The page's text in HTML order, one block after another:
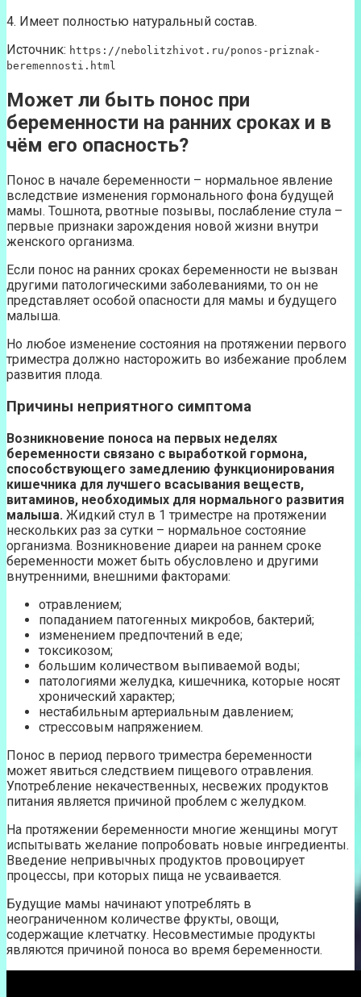
4. Имеет полностью натуральный состав.
Источник: https://nebolitzhivot.ru/ponos-priznak-
beremennosti.html
Может ли быть понос при
беременности на ранних сроках и в
чём его опасность?
Понос в начале беременности – нормальное явление
вследствие изменения гормонального фона будущей
мамы. Тошнота, рвотные позывы, послабление стула –
первые признаки зарождения новой жизни внутри
женского организма.
Если понос на ранних сроках беременности не вызван
другими патологическими заболеваниями, то он не
представляет особой опасности для мамы и будущего
малыша.
Но любое изменение состояния на протяжении первого
триместра должно насторожить во избежание проблем
развития плода.
Причины неприятного симптома
Возникновение поноса на первых неделях
беременности связано с выработкой гормона,
способствующего замедлению функционирования
кишечника для лучшего всасывания веществ,
витаминов, необходимых для нормального развития
малыша. Жидкий стул в 1 триместре на протяжении
нескольких раз за сутки – нормальное состояние
организма. Возникновение диареи на раннем сроке
беременности может быть обусловлено и другими
внутренними, внешними факторами:
отравлением;
попаданием патогенных микробов, бактерий;
изменением предпочтений в еде;
токсикозом;
большим количеством выпиваемой воды;
патологиями желудка, кишечника, которые носят
хронический характер;
нестабильным артериальным давлением;
стрессовым напряжением.
Понос в период первого триместра беременности
может явиться следствием пищевого отравления.
Употребление некачественных, несвежих продуктов
питания является причиной проблем с желудком.
На протяжении беременности многие женщины могут
испытывать желание попробовать новые ингредиенты.
Введение непривычных продуктов провоцирует
процессы, при которых пища не усваивается.
Будущие мамы начинают употреблять в
неограниченном количестве фрукты, овощи,
содержащие клетчатку. Несовместимые продукты
являются причиной поноса во время беременности.